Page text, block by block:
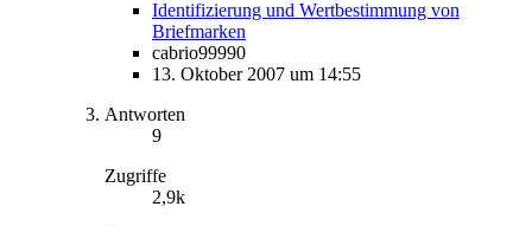
Identifizierung und Wertbestimmung von
Briefmarken
cabrio99990
13. Oktober 2007 um 14:55
Antworten
9
Zugriffe
2,9k